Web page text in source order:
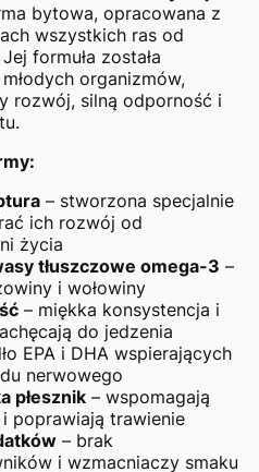
bytowa, opracowana z
wszystkich ras od
formuła została
organizmów,
rozwój, silną odporność i
– stworzona specjalnie
ich rozwój od
życia
tłuszczowe omega-3 –
i wołowiny
– miękka konsystencja i
do jedzenia
EPA i DHA wspierających
nerwowego
płesznik – wspomagają
poprawiają trawienie
– brak
i wzmacniaczy smaku